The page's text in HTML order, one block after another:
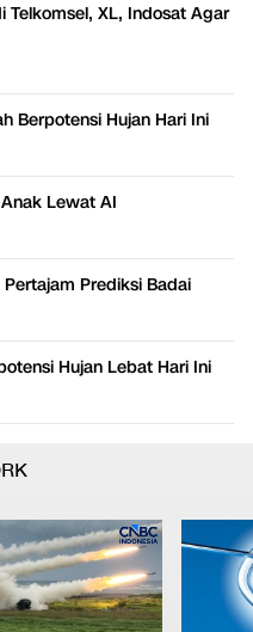
Telkomsel, XL, Indosat Agar
Berpotensi Hujan Hari Ini
Lewat AI
Prediksi Badai
Hujan Lebat Hari Ini